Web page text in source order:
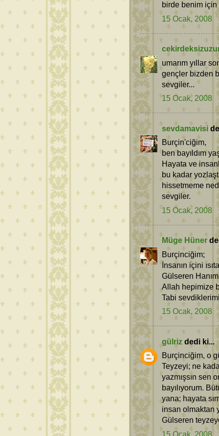
birde benim için
15 Ocak, 2008
umarım yıllar
gençler bizden
sevgiler...
15 Ocak, 2008
sevdamavisi
Burçin'ciğim,
ben bayıldım
Hayata ve
bu kadar
hissetmeme
sevgiler.
15 Ocak, 2008
Müge Hüner
Burçinciğim;
İnsanın içini
Gülseren
Allah hepimize
Tabi
15 Ocak, 2008
gülriz dedi ki...
Burçinciğim, o
Teyzeyi; ne
yazmışsın sen
bayılıyorum.
yana; hayata
insan olmaktan
Gülseren
15 Ocak, 2008